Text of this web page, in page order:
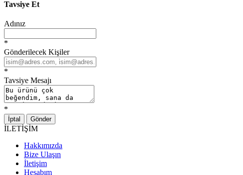
Tavsiye Et
Adınız
*
Gönderilecek Kişiler
*
Tavsiye Mesajı
*
İptal Gönder
İLETİŞİM
Hakkımızda
Bize Ulaşın
İletişim
Hesabım